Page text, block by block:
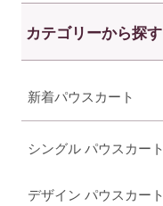
カテゴリーから探す
新着パウスカート
シングル パウスカート
デザイン パウスカート